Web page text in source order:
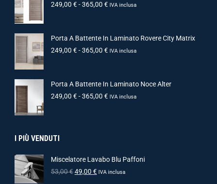
249,00 €-365,00 € IVA inclusa
Porta A Battente In Laminato Rovere City Matrix
249,00 €-365,00 € IVA inclusa
Porta A Battente In Laminato Noce Alter
249,00 €-365,00 € IVA inclusa
I PIÙ VENDUTI
Miscelatore Lavabo Blu Paffoni
53,00€49,00 € IVA inclusa